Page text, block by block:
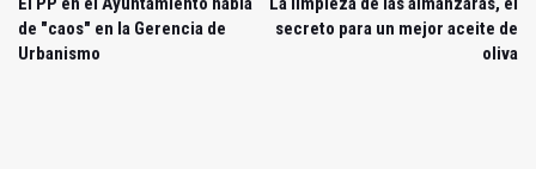
de "caos" en la Gerencia de
Urbanismo
secreto para un mejor aceite de
oliva